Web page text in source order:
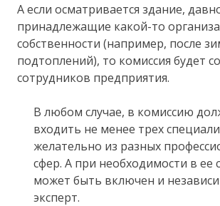
А если осматривается здание,
принадлежащие какой-то
собственности (например, после
подтоплений), то комиссия будет
сотрудников предприятия.
В любом случае, в комиссию
входить не менее трех
желательно из разных
сфер. А при необходимости в ее
может быть включен и
эксперт.